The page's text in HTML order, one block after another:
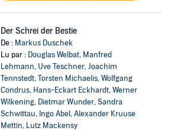
Der Schrei der Bestie
De : Markus Duschek
Lu par : Douglas Welbat, Manfred
Lehmann, Uve Teschner,Joachim
Tennstedt,Torsten Michaelis,Wolfgang
Condrus, Hans-Eckart Eckhardt,Werner
Wilkening, Dietmar Wunder,Sandra
Schwittau, Ingo Abel,Alexander Kruuse
Mettin, Lutz Mackensy